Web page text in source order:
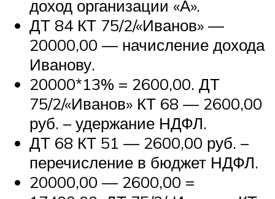
доход организации «А».
ДТ 84 КТ 75/2/«Иванов» —
20000,00 — начисление дохода
Иванову.
20000*13% = 2600,00. ДТ
75/2/«Иванов» КТ 68 — 2600,00
руб. – удержание НДФЛ.
ДТ 68 КТ 51 — 2600,00 руб. –
перечисление в бюджет НДФЛ.
20000,00 — 2600,00 =